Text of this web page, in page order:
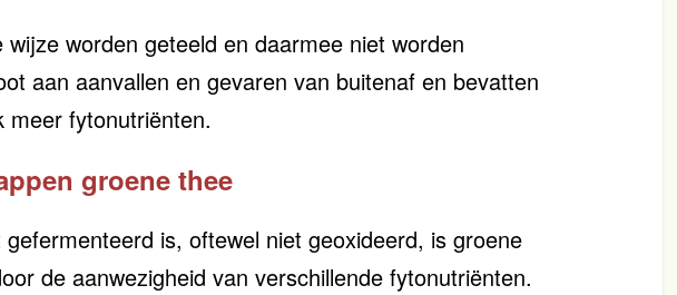
worden geteeld en daarmee niet worden
aan aanvallen en gevaren van buitenaf en bevatten
meer fytonutriënten.
groene thee
is, oftewel niet geoxideerd, is groene
de aanwezigheid van verschillende fytonutriënten.